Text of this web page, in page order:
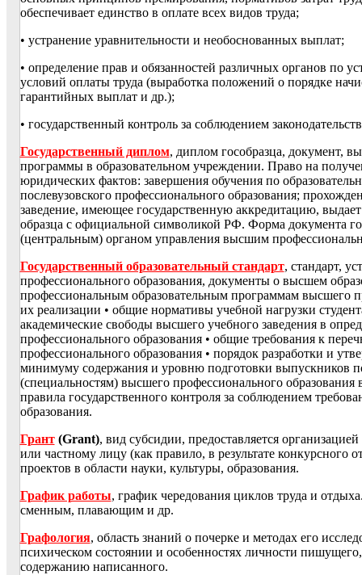
обеспечивает единство в оплате всех видов труда;
• устранение уравнительности и необоснованных выплат;
• определение прав и обязанностей различных органов по
условий оплаты труда (выработка положений о порядке
гарантийных выплат и др.);
• государственный контроль за соблюдением
Государственный диплом, диплом гособразца, документ,
программы в образовательном учреждении. Право на
юридических фактов: завершения обучения по
послевузовского профессионального образования;
заведение, имеющее государственную аккредитацию,
образца с официальной символикой РФ. Форма документа
(центральным) органом управления высшим
Государственный образовательный стандарт, стандарт,
профессионального образования, документы о высшем
профессиональным образовательным программам высшего
их реализации • общие нормативы учебной нагрузки
академические свободы высшего учебного заведения в
профессионального образования • общие требования к
профессионального образования • порядок разработки и
минимуму содержания и уровню подготовки выпускников
(специальностям) высшего профессионального образования
правила государственного контроля за соблюдением
образования.
Грант (Grant), вид субсидии, предоставляется
или частному лицу (как правило, в результате конкурсного
проектов в области науки, культуры, образования.
График работы, график чередования циклов труда и
сменным, плавающим и др.
Графология, область знаний о почерке и методах его
психическом состоянии и особенностях личности
содержанию написанного.